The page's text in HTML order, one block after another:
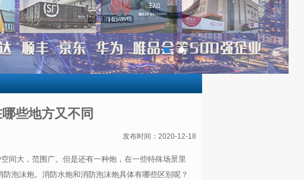
些地方又不同
发布时间：2020-12-18
间大，范围广。但是还有一种炮，在一些特殊场景里
泡沫炮。消防水炮和消防泡沫炮具体有哪些区别呢？